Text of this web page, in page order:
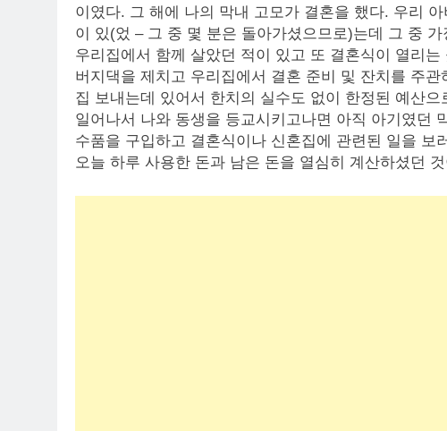
이였다. 그 해에 나의 막내 고모가 결혼을 했다. 우리
이 있(었 – 그 중 몇 분은 돌아가셨으므로)는데 그 중
우리집에서 함께 살았던 적이 있고 또 결혼식이 열리
버지댁을 제치고 우리집에서 결혼 준비 및 잔치를 주
집 보내는데 있어서 한치의 실수도 없이 한정된 예산
일어나서 나와 동생을 등교시키고나면 아직 아기였던
수품을 구입하고 결혼식이나 신혼집에 관련된 일을
오늘 하루 사용한 돈과 남은 돈을 열심히 계산하셨던